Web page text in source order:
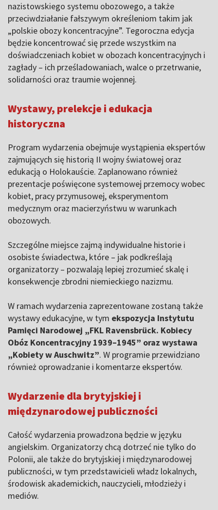
nazistowskiego systemu obozowego, a także
przeciwdziałanie fałszywym określeniom takim jak
„polskie obozy koncentracyjne”. Tegoroczna edycja
będzie koncentrować się przede wszystkim na
doświadczeniach kobiet w obozach koncentracyjnych i
zagłady – ich prześladowaniach, walce o przetrwanie,
solidarności oraz traumie wojennej.
Wystawy, prelekcje i edukacja
historyczna
Program wydarzenia obejmuje wystąpienia ekspertów
zajmujących się historią II wojny światowej oraz
edukacją o Holokauście. Zaplanowano również
prezentacje poświęcone systemowej przemocy wobec
kobiet, pracy przymusowej, eksperymentom
medycznym oraz macierzyństwu w warunkach
obozowych.
Szczególne miejsce zajmą indywidualne historie i
osobiste świadectwa, które – jak podkreślają
organizatorzy – pozwalają lepiej zrozumieć skalę i
konsekwencje zbrodni niemieckiego nazizmu.
W ramach wydarzenia zaprezentowane zostaną także
wystawy edukacyjne, w tym ekspozycja Instytutu
Pamięci Narodowej „FKL Ravensbrück. Kobiecy
Obóz Koncentracyjny 1939–1945” oraz wystawa
„Kobiety w Auschwitz”. W programie przewidziano
również oprowadzanie i komentarze ekspertów.
Wydarzenie dla brytyjskiej i
międzynarodowej publiczności
Całość wydarzenia prowadzona będzie w języku
angielskim. Organizatorzy chcą dotrzeć nie tylko do
Polonii, ale także do brytyjskiej i międzynarodowej
publiczności, w tym przedstawicieli władz lokalnych,
środowisk akademickich, nauczycieli, młodzieży i
mediów.